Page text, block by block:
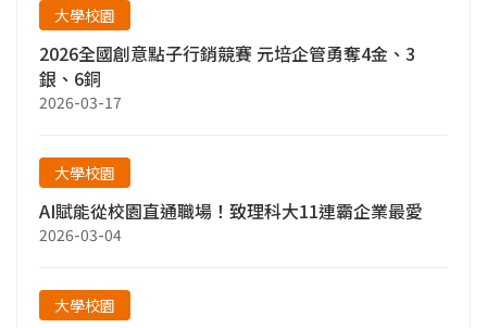
大學校園
2026全國創意點子行銷競賽 元培企管勇奪4金、3
銀、6銅
2026-03-17
大學校園
AI賦能從校園直通職場！致理科大11連霸企業最愛
2026-03-04
大學校園